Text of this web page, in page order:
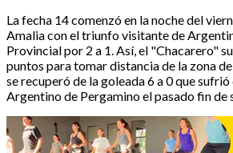
La fecha 14 comenzó en la noche del
Amalia con el triunfo visitante de
Provincial por 2 a 1. Así, el "Chacarero"
puntos para tomar distancia de la zona
se recuperó de la goleada 6 a 0 que
Argentino de Pergamino el pasado fin de